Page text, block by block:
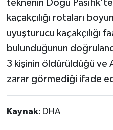
teknenin Doğu
kaçakçılığı rotaları
uyuşturucu kaçakçılığı
bulunduğunun
3 kişinin öldürüldüğü ve
zarar görmediği ifade
Kaynak: DHA